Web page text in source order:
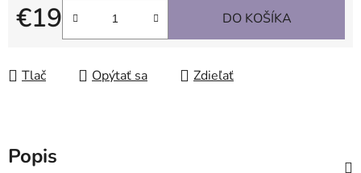
€19
Jednotková cena:
DO KOŠÍKA
Tlač Opýtať sa Zdieľať
Popis